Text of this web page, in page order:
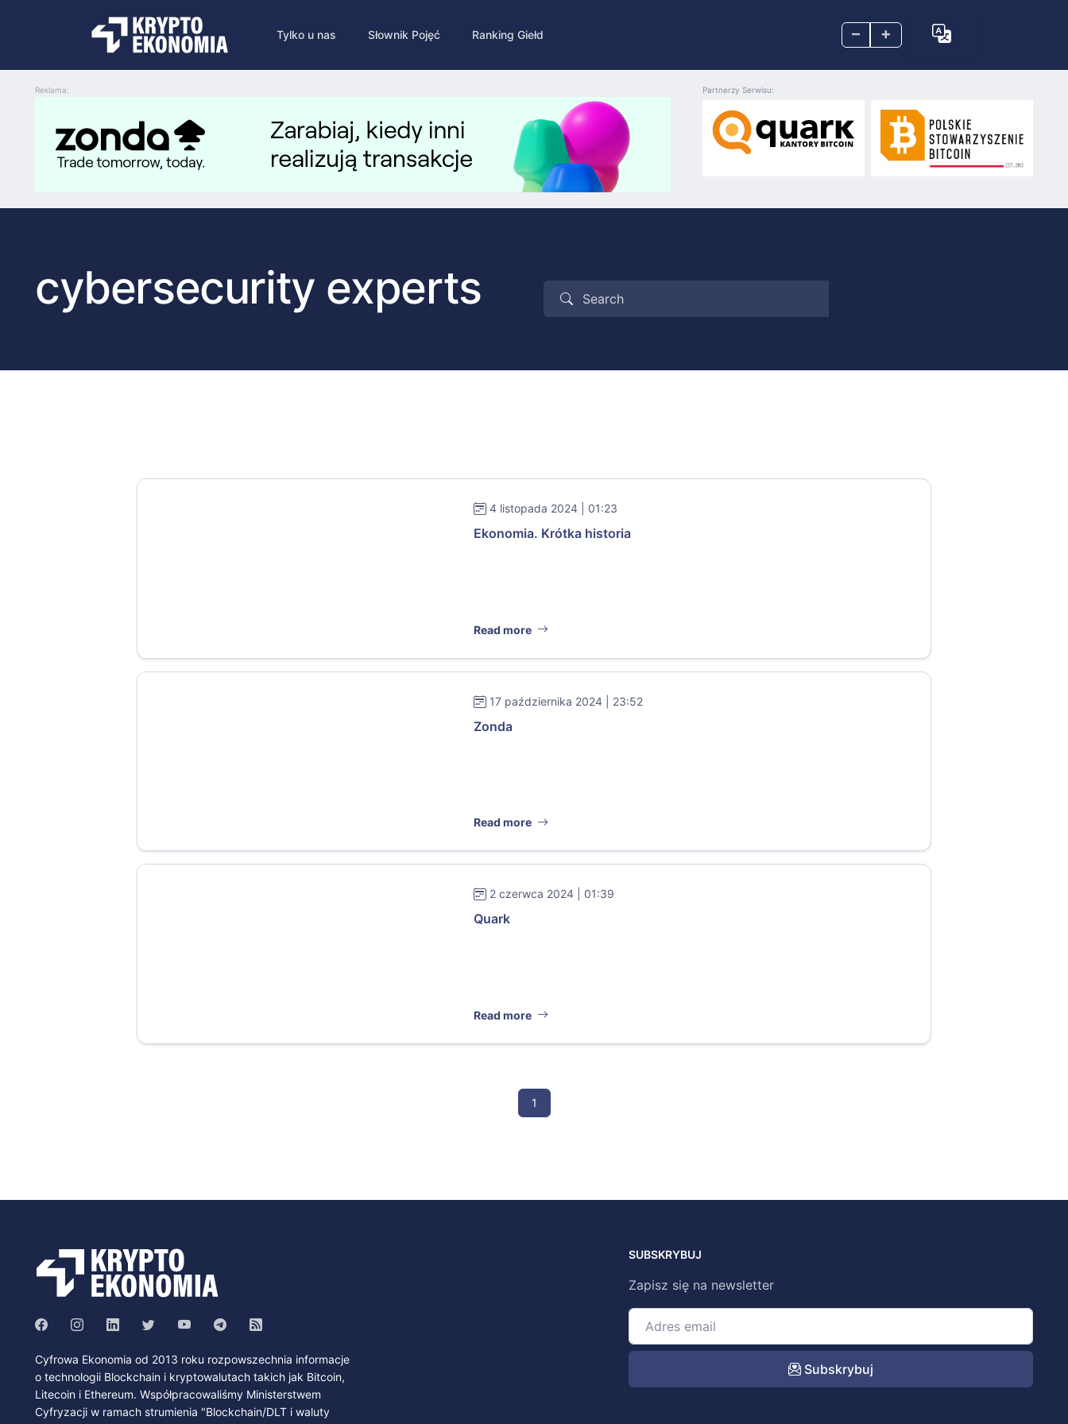
– +
Tylko u nas Słownik Pojęć Ranking Giełd
Reklama: Partnerzy Serwisu:
cybersecurity experts
4 listopada 2024 | 01:23
Ekonomia. Krótka historia
Read more
17 października 2024 | 23:52
Zonda
Read more
2 czerwca 2024 | 01:39
Quark
Read more
1
Cyfrowa Ekonomia od 2013 roku rozpowszechnia informacje
o technologii Blockchain i kryptowalutach takich jak Bitcoin,
Litecoin i Ethereum. Współpracowaliśmy Ministerstwem
Cyfryzacji w ramach strumienia "Blockchain/DLT i waluty
SUBSKRYBUJ
Zapisz się na newsletter
Subskrybuj